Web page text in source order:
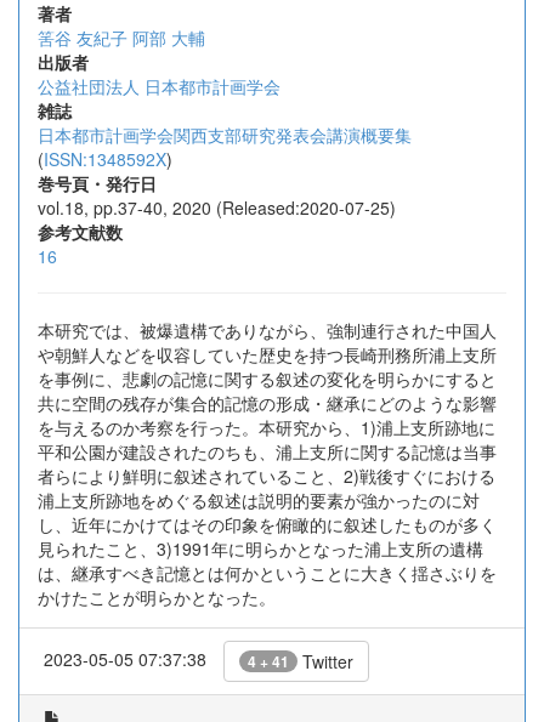
著者
筈谷 友紀子 阿部 大輔
出版者
公益社団法人 日本都市計画学会
雑誌
日本都市計画学会関西支部研究発表会講演概要集
(ISSN:1348592X)
巻号頁・発行日
vol.18, pp.37-40, 2020 (Released:2020-07-25)
参考文献数
16
本研究では、被爆遺構でありながら、強制連行された中国人
や朝鮮人などを収容していた歴史を持つ長崎刑務所浦上支所
を事例に、悲劇の記憶に関する叙述の変化を明らかにすると
共に空間の残存が集合的記憶の形成・継承にどのような影響
を与えるのか考察を行った。本研究から、1)浦上支所跡地に
平和公園が建設されたのちも、浦上支所に関する記憶は当事
者らにより鮮明に叙述されていること、2)戦後すぐにおける
浦上支所跡地をめぐる叙述は説明的要素が強かったのに対
し、近年にかけてはその印象を俯瞰的に叙述したものが多く
見られたこと、3)1991年に明らかとなった浦上支所の遺構
は、継承すべき記憶とは何かということに大きく揺さぶりを
かけたことが明らかとなった。
2023-05-05 07:37:38 4 + 41 Twitter